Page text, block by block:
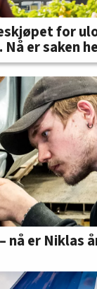
for
er saken
nå er Niklas